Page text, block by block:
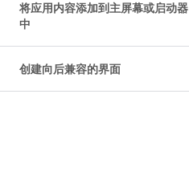
将应用内容添加到主屏幕或启动器
中
创建向后兼容的界面